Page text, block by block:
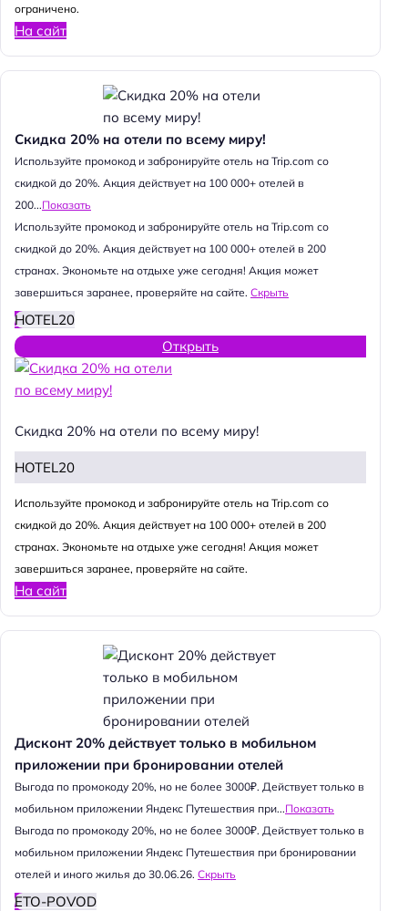
ограничено.
На сайт
Скидка 20% на отели по всему миру!
Используйте промокод и забронируйте отель на Trip.com со
скидкой до 20%. Акция действует на 100 000+ отелей в
200...Показать
Используйте промокод и забронируйте отель на Trip.com со
скидкой до 20%. Акция действует на 100 000+ отелей в 200
странах. Экономьте на отдыхе уже сегодня! Акция может
завершиться заранее, проверяйте на сайте. Скрыть
HOTEL20
Открыть
Скидка 20% на отели по всему миру!
HOTEL20
Используйте промокод и забронируйте отель на Trip.com со
скидкой до 20%. Акция действует на 100 000+ отелей в 200
странах. Экономьте на отдыхе уже сегодня! Акция может
завершиться заранее, проверяйте на сайте.
На сайт
Дисконт 20% действует только в мобильном
приложении при бронировании отелей
Выгода по промокоду 20%, но не более 3000₽. Действует только в
мобильном приложении Яндекс Путешествия при...Показать
Выгода по промокоду 20%, но не более 3000₽. Действует только в
мобильном приложении Яндекс Путешествия при бронировании
отелей и иного жилья до 30.06.26. Скрыть
ETO-POVOD